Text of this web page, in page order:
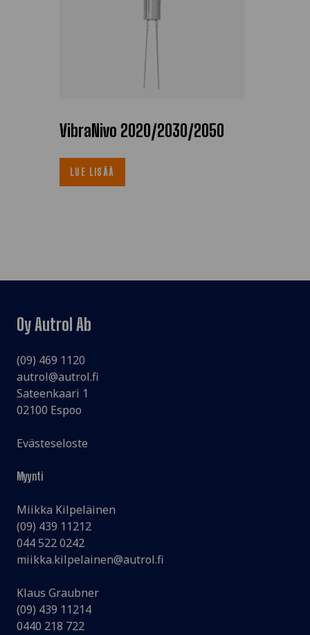
VibraNivo 2020/2030/2050
LUE LISÄÄ
Oy Autrol Ab
(09) 469 1120
autrol@autrol.fi
Sateenkaari 1
02100 Espoo
Evästeseloste
Myynti
Miikka Kilpeläinen
(09) 439 11212
044 522 0242
miikka.kilpelainen@autrol.fi
Klaus Graubner
(09) 439 11214
0440 218 722